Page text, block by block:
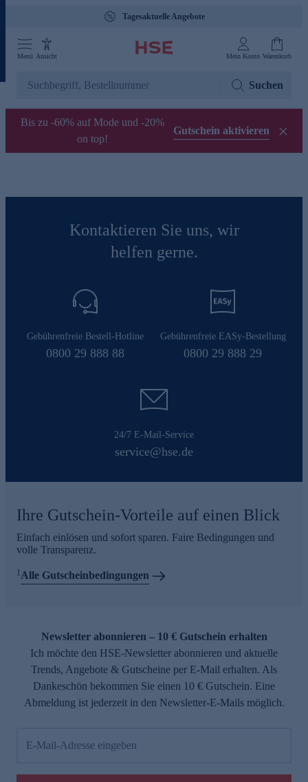
Tagesaktuelle Angebote
Menü Ansicht Mein Konto Warenkorb
Suchen
Bis zu -60% auf Mode und -20%
on top!
Gutschein aktivieren
Kontaktieren Sie uns, wir
helfen gerne.
Gebührenfreie Bestell-Hotline
0800 29 888 88
Gebührenfreie EASy-Bestellung
0800 29 888 29
24/7 E-Mail-Service
service@hse.de
Ihre Gutschein-Vorteile auf einen Blick
Einfach einlösen und sofort sparen. Faire Bedingungen und
volle Transparenz.
1Alle Gutscheinbedingungen
Newsletter abonnieren – 10 € Gutschein erhalten
Ich möchte den HSE-Newsletter abonnieren und aktuelle
Trends, Angebote & Gutscheine per E-Mail erhalten. Als
Dankeschön bekommen Sie einen 10 € Gutschein. Eine
Abmeldung ist jederzeit in den Newsletter-E-Mails möglich.
E-Mail-Adresse eingeben